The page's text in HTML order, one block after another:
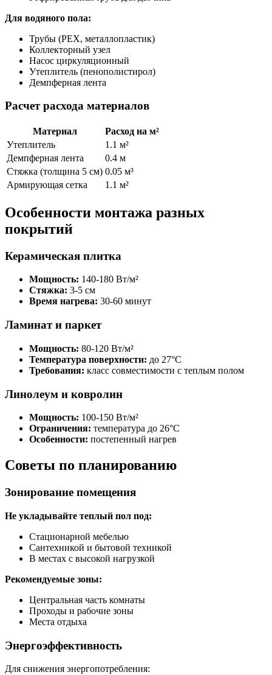
Для водяного пола:
Трубы (PEX, металлопластик)
Коллекторный узел
Насос циркуляционный
Утеплитель (пенополистирол)
Демпферная лента
Расчет расхода материалов
Материал
Расход на м²
Утеплитель
1.1 м²
Демпферная лента
0.4 м
Стяжка (толщина 5 см) 0.05 м³
Армирующая сетка
1.1 м²
Особенности монтажа разных
покрытий
Керамическая плитка
Мощность: 140-180 Вт/м²
Стяжка: 3-5 см
Время нагрева: 30-60 минут
Ламинат и паркет
Мощность: 80-120 Вт/м²
Температура поверхности: до 27°C
Требования: класс совместимости с теплым полом
Линолеум и ковролин
Мощность: 100-150 Вт/м²
Ограничения: температура до 26°C
Особенности: постепенный нагрев
Советы по планированию
Зонирование помещения
Не укладывайте теплый пол под:
Стационарной мебелью
Сантехникой и бытовой техникой
В местах с высокой нагрузкой
Рекомендуемые зоны:
Центральная часть комнаты
Проходы и рабочие зоны
Места отдыха
Энергоэффективность
Для снижения энергопотребления: